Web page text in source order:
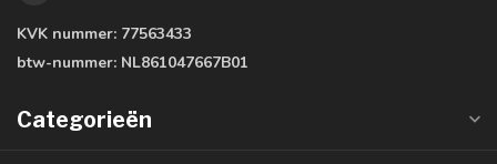
KVK nummer: 77563433
btw-nummer: NL861047667B01
Categorieën